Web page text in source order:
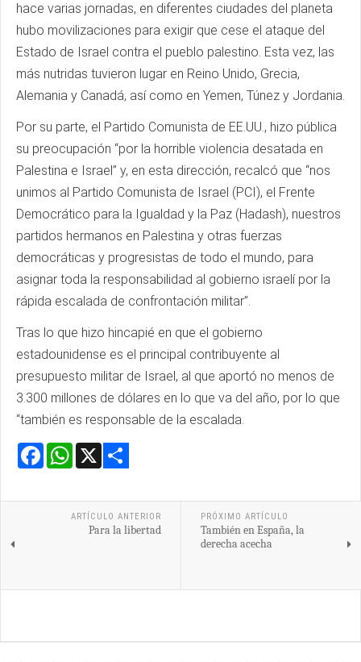
hace varias jornadas, en diferentes ciudades del planeta
hubo movilizaciones para exigir que cese el ataque del
Estado de Israel contra el pueblo palestino. Esta vez, las
más nutridas tuvieron lugar en Reino Unido, Grecia,
Alemania y Canadá, así como en Yemen, Túnez y Jordania.
Por su parte, el Partido Comunista de EE.UU., hizo pública
su preocupación “por la horrible violencia desatada en
Palestina e Israel” y, en esta dirección, recalcó que “nos
unimos al Partido Comunista de Israel (PCI), el Frente
Democrático para la Igualdad y la Paz (Hadash), nuestros
partidos hermanos en Palestina y otras fuerzas
democráticas y progresistas de todo el mundo, para
asignar toda la responsabilidad al gobierno israelí por la
rápida escalada de confrontación militar”.
Tras lo que hizo hincapié en que el gobierno
estadounidense es el principal contribuyente al
presupuesto militar de Israel, al que aportó no menos de
3.300 millones de dólares en lo que va del año, por lo que
“también es responsable de la escalada.
Facebook
WhatsApp
ARTÍCULO ANTERIOR
Para la libertad
PRÓXIMO ARTÍCULO
También en España, la
derecha acecha